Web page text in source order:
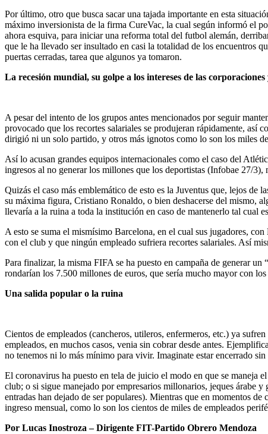
Por último, otro que busca sacar una tajada importante en esta
máximo inversionista de la firma CureVac, la cual según informó el
ahora esquiva, para iniciar una reforma total del futbol alemán,
que le ha llevado ser insultado en casi la totalidad de los encuentros
puertas cerradas, tarea que algunos ya tomaron.
La recesión mundial, su golpe a los intereses de las
A pesar del intento de los grupos antes mencionados por seguir
provocado que los recortes salariales se produjeran rápidamente, así
dirigió ni un solo partido, y otros más ignotos como lo son los miles
Así lo acusan grandes equipos internacionales como el caso del
ingresos al no generar los millones que los deportistas (Infobae 27/
Quizás el caso más emblemático de esto es la Juventus que, lejos
su máxima figura, Cristiano Ronaldo, o bien deshacerse del mismo,
llevaría a la ruina a toda la institución en caso de mantenerlo tal cual
A esto se suma el mismísimo Barcelona, en el cual sus jugadores,
con el club y que ningún empleado sufriera recortes salariales. Así
Para finalizar, la misma FIFA se ha puesto en campaña de generar
rondarían los 7.500 millones de euros, que sería mucho mayor con
Una salida popular o la ruina
Cientos de empleados (cancheros, utileros, enfermeros, etc.) ya
empleados, en muchos casos, venia sin cobrar desde antes.
no tenemos ni lo más mínimo para vivir. Imaginate estar encerrado
El coronavirus ha puesto en tela de juicio el modo en que se maneja
club; o si sigue manejado por empresarios millonarios, jeques árabe
entradas han dejado de ser populares). Mientras que en momentos
ingreso mensual, como lo son los cientos de miles de empleados
Por Lucas Inostroza – Dirigente FIT-Partido Obrero Mendoza